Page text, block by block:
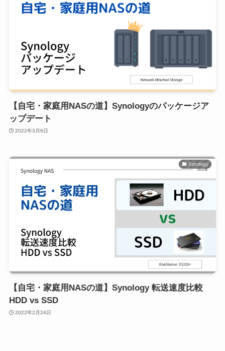
【自宅・家庭用NASの道】Synologyのパッケージア
ップデート
2022年3月6日
Synology
【自宅・家庭用NASの道】Synology 転送速度比較
HDD vs SSD
2022年2月24日